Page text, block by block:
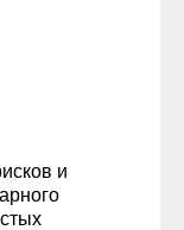
и